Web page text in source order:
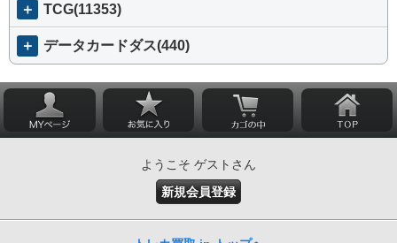
＋ TCG(11353)
＋ データカードダス(440)
ようこそ ゲストさん
新規会員登録